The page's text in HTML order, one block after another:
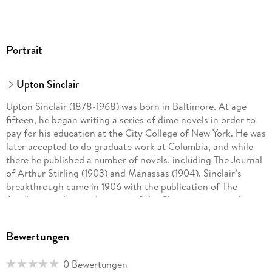
Portrait
Upton Sinclair
Upton Sinclair (1878-1968) was born in Baltimore. At age
fifteen, he began writing a series of dime novels in order to
pay for his education at the City College of New York. He was
later accepted to do graduate work at Columbia, and while
there he published a number of novels, including The Journal
of Arthur Stirling (1903) and Manassas (1904). Sinclair’s
breakthrough came in 1906 with the publication of The
Jungle, a scathing indictment of the Chicago meat-packing
Shepherd, Speak! (1949) and Another Pamela (1950).
Michael Tondre (introduction) is an Associate Professor at
Bewertungen
0 Bewertungen